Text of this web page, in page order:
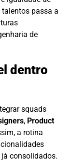
passa a
de
dentro
squads
, Product
a rotina
consolidados.